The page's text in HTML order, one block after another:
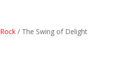
Rock/ The Swing of Delight